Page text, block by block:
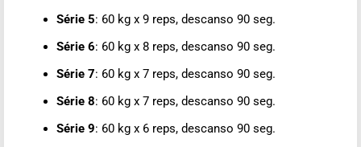
Série 5: 60 kg x 9 reps, descanso 90 seg.
Série 6: 60 kg x 8 reps, descanso 90 seg.
Série 7: 60 kg x 7 reps, descanso 90 seg.
Série 8: 60 kg x 7 reps, descanso 90 seg.
Série 9: 60 kg x 6 reps, descanso 90 seg.